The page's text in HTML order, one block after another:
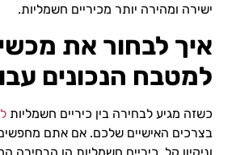
ישירה ומהירה יותר מכיריים חשמליות.
איך לבחור את
למטבח הנכונים
כשזה מגיע לבחירה בין כיריים חשמליות
בצרכים האישיים שלכם. אם אתם מחפשים